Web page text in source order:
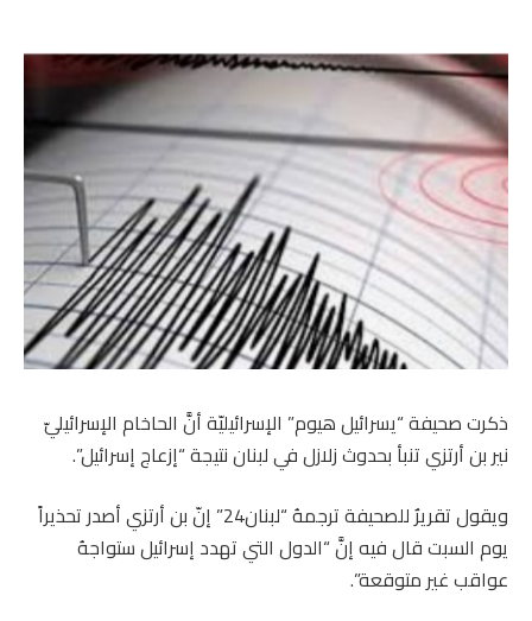
ذكرت صحيفة “يسرائيل هيوم” الإسرائيليّة أنَّ الحاخام الإسرائيليّ
نير بن أرتزي تنبأ بحدوث زلازل في لبنان نتيجة “إزعاج إسرائيل”.
ويقول تقريرٌ للصحيفة ترجمهُ “لبنان24” إنّ بن أرتزي أصدر تحذيراً
يوم السبت قال فيه إنَّ “الدول التي تهدد إسرائيل ستواجهُ
عواقب غير متوقعة”.